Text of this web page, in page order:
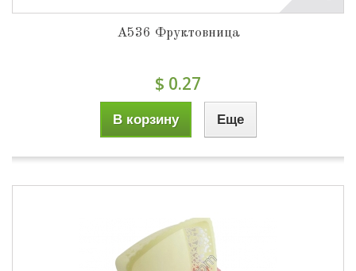
A536 Фруктовница
$ 0.27
В корзину Еще